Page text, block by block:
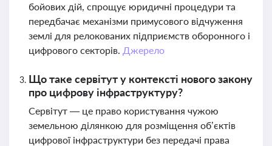
бойових дій, спрощує юридичні процедури та
передбачає механізми примусового відчуження
землі для релокованих підприємств оборонного і
цифрового секторів. Джерело
Що таке сервітут у контексті нового закону
про цифрову інфраструктуру?
Сервітут — це право користування чужою
земельною ділянкою для розміщення об’єктів
цифрової інфраструктури без передачі права